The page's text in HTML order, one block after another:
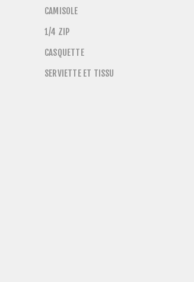
CAMISOLE
1/4 ZIP
CASQUETTE
SERVIETTE ET TISSU